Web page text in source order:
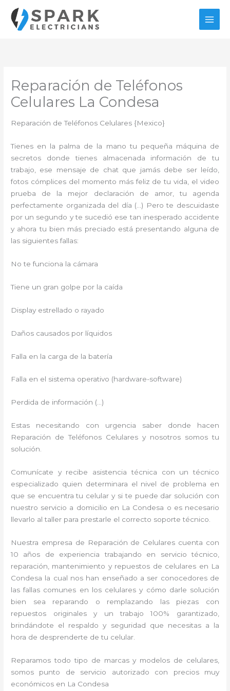
contenido
Reparación de Teléfonos
Celulares La Condesa
Reparación de Teléfonos Celulares {Mexico}
Tienes en la palma de la mano tu pequeña máquina de
secretos donde tienes almacenada información de tu
trabajo, ese mensaje de chat que jamás debe ser leído,
fotos cómplices del momento más feliz de tu vida, el video
prueba de la mejor declaración de amor, tu agenda
perfectamente organizada del día (…) Pero te descuidaste
por un segundo y te sucedió ese tan inesperado accidente
y ahora tu bien más preciado está presentando alguna de
las siguientes fallas:
No te funciona la cámara
Tiene un gran golpe por la caída
Display estrellado o rayado
Daños causados por líquidos
Falla en la carga de la batería
Falla en el sistema operativo (hardware-software)
Perdida de información (…)
Estas necesitando con urgencia saber donde hacen
Reparación de Teléfonos Celulares y nosotros somos tu
solución.
Comunícate y recibe asistencia técnica con un técnico
especializado quien determinara el nivel de problema en
que se encuentra tu celular y si te puede dar solución con
nuestro servicio a domicilio en La Condesa o es necesario
llevarlo al taller para prestarle el correcto soporte técnico.
Nuestra empresa de Reparación de Celulares cuenta con
10 años de experiencia trabajando en servicio técnico,
reparación, mantenimiento y repuestos de celulares en La
Condesa la cual nos han enseñado a ser conocedores de
las fallas comunes en los celulares y cómo darle solución
bien sea reparando o remplazando las piezas con
repuestos originales y un trabajo 100% garantizado,
brindándote el respaldo y seguridad que necesitas a la
hora de desprenderte de tu celular.
Reparamos todo tipo de marcas y modelos de celulares,
somos punto de servicio autorizado con precios muy
económicos en La Condesa